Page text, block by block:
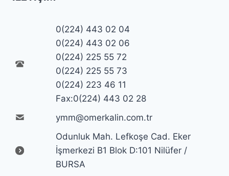
0(224) 443 02 04
0(224) 443 02 06
0(224) 225 55 72
0(224) 225 55 73
0(224) 223 46 11
Fax:0(224) 443 02 28
ymm@omerkalin.com.tr
Odunluk Mah. Lefkoşe Cad. Eker
İşmerkezi B1 Blok D:101 Nilüfer /
BURSA